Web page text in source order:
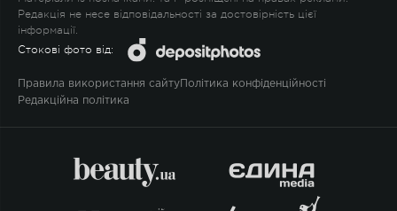
Редакція не несе відповідальності за достовірність цієї
інформації.
Стокові фото від:
Правила використання сайту Політика конфіденційності
Редакційна політика